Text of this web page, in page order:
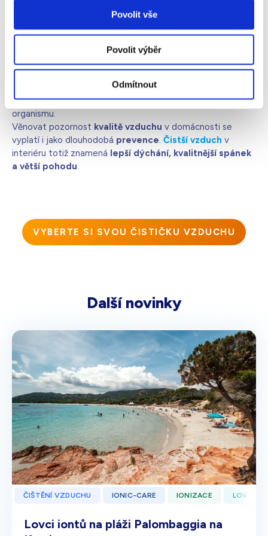
Povolit vše
Povolit výběr
Odmítnout
Teplotní inverzeje sice přirozený jev, ale výrazně
ovlivňuje kvalitu vzduchu, který dýcháme. V zimních
měsících trávíme nejvíce času v uzavřených prostorách a
méně větráme. A proto může mít znečištěný vzduch větší
, než si uvědomujeme. Pokud se
během takových dnů necítíte dobře, je to běžná reakce
organismu.
Věnovat pozornost kvalitě vzduchu v domácnosti se
vyplatí i jako dlouhodobá prevence. Čistší vzduch v
interiéru totiž znamená lepší dýchání, kvalitnější spánek
a větší pohodu.
VYBERTE SI SVOU ČISTIČKU VZDUCHU
Další novinky
ČIŠTĚNÍ VZDUCHU IONIC-CARE IONIZACE LOVCI
Lovci iontů na pláži Palombaggia na